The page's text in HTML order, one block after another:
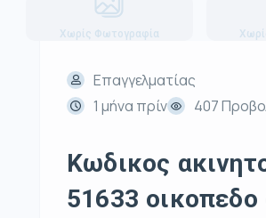
Χωρίς Φωτογραφία
Επαγγελματίας
1 μήνα πρίν
407
Κωδικος
51633 οικοπεδο